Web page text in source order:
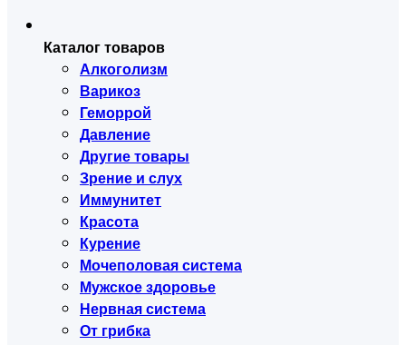
Каталог товаров
Алкоголизм
Варикоз
Геморрой
Давление
Другие товары
Зрение и слух
Иммунитет
Красота
Курение
Мочеполовая система
Мужское здоровье
Нервная система
От грибка